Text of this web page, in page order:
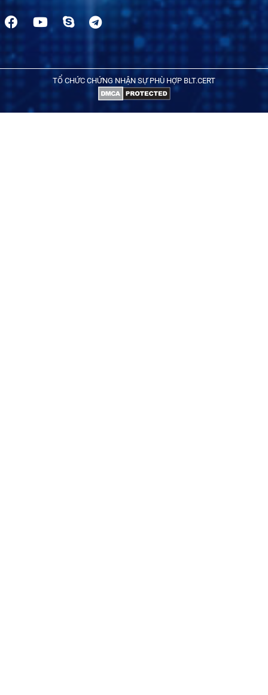
TỔ CHỨC CHỨNG NHẬN SỰ PHÙ HỢP BLT.CERT